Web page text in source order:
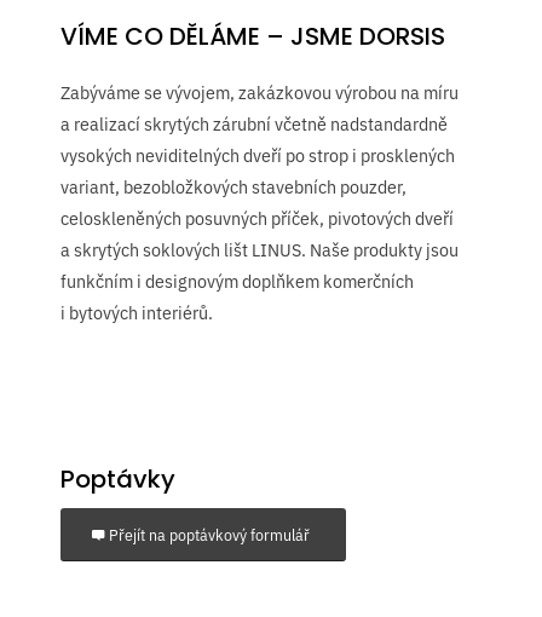
VÍME CO DĚLÁME – JSME DORSIS
Zabýváme se vývojem, zakázkovou výrobou na míru
a realizací skrytých zárubní včetně nadstandardně
vysokých neviditelných dveří po strop i prosklených
variant, bezobložkových stavebních pouzder,
celoskleněných posuvných příček, pivotových dveří
a skrytých soklových lišt LINUS. Naše produkty jsou
funkčním i designovým doplňkem komerčních
i bytových interiérů.
Poptávky
Přejít na poptávkový formulář